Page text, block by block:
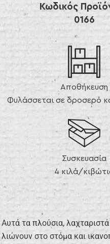
Κωδικός
0166
Αποθήκευση
Φυλάσσεται σε δροσερό
Συσκευασία
4 κιλά/
Αυτά τα πλούσια,
λιώνουν στο στόμα και